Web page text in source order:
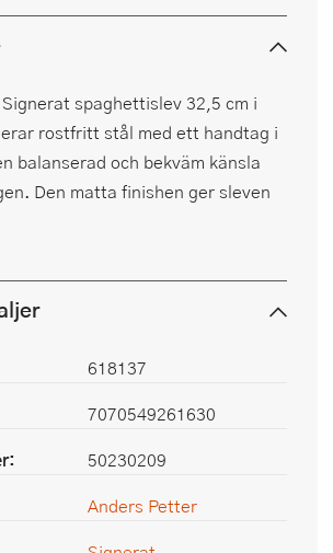
spaghettislev 32,5 cm i
rostfritt stål med ett handtag i
balanserad och bekväm känsla
Den matta finishen ger sleven
618137
7070549261630
50230209
Anders Petter